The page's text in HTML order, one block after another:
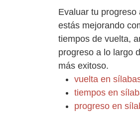
Evaluar tu
estás mejorando
tiempos de vuelta,
progreso a lo largo
más exitoso.
vuelta en
tiempos en
progreso en